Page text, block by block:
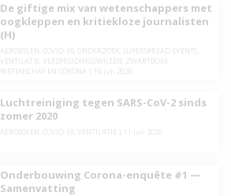
De giftige mix van wetenschappers met
oogkleppen en kritiekloze journalisten
(H)
AEROSOLEN COVID-19, ONDERZOEK SUPERSPREAD EVENTS,
VENTILATIE
VERSPREIDINGSWIJZEN ZWARTBOEK
WETENSCHAP EN CORONA
16 juli 2026
Luchtreiniging tegen SARS-CoV-2 sinds
zomer 2020
AEROSOLEN COVID-19, VENTILATIE 11 juli 2026
Onderbouwing Corona-enquête #1 —
Samenvatting